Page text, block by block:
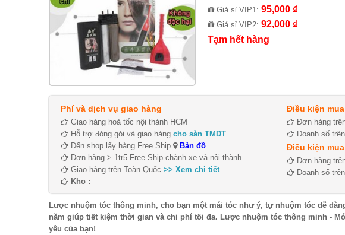
Giá sỉ VIP1: 95,000 ₫
Giá sỉ VIP2: 92,000 ₫
Tạm hết hàng
Phí và dịch vụ giao hàng
Giao hàng hoả tốc nội thành HCM
Hỗ trợ đóng gói và giao hàng cho sàn TMDT
Đến shop lấy hàng Free Ship
Bản đồ
Đơn hàng > 1tr5 Free Ship chành xe và nội thành
Giao hàng trên Toàn Quốc >> Xem chi tiết
Kho :
Điều kiện
Đơn hàng
Doanh số
Điều kiện
Đơn hàng
Doanh số
Lược nhuộm tóc thông minh, cho bạn một mái tóc như ý, tự nhuộm tóc dễ
năm giúp tiết kiệm thời gian và chi phí tối đa. Lược nhuộm tóc thông minh -
yêu của bạn!